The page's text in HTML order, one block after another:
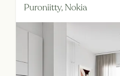
Puroniitty, Nokia